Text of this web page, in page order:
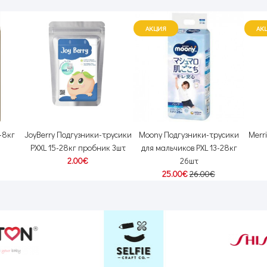
8кг
JoyBerry Подгузники-трусики
PXXL 15-28кг пробник 3шт
2.00€
АКЦИЯ
Moony Подгузники-трусики
для мальчиков PXL 13-28кг
26шт
25.00€26.00€